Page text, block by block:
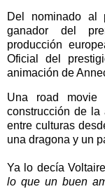
Del nominado al
ganador del
producción
Oficial del
animación de
Una road movie
construcción de la
entre culturas
una dragona y un
Ya lo decía
lo que un buen